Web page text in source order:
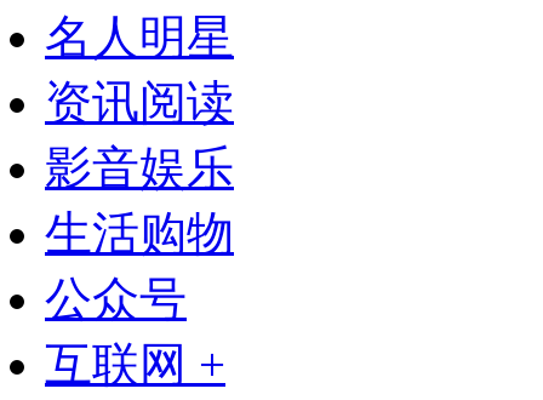
名人明星
资讯阅读
影音娱乐
生活购物
公众号
互联网 +